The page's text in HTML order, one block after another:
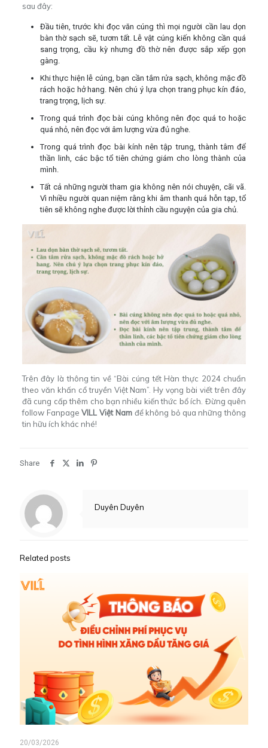
sau đây:
Đầu tiên, trước khi đọc văn cúng thì mọi người cần lau dọn
bàn thờ sạch sẽ, tươm tất. Lễ vật cúng kiến không cần quá
sang trọng, cầu kỳ nhưng đồ thờ nên được sắp xếp gọn
gàng.
Khi thực hiện lễ cúng, bạn cần tắm rửa sạch, không mặc đồ
rách hoặc hở hang. Nên chú ý lựa chọn trang phục kín đáo,
trang trọng, lịch sự.
Trong quá trình đọc bài cúng không nên đọc quá to hoặc
quá nhỏ, nên đọc với âm lượng vừa đủ nghe.
Trong quá trình đọc bài kính nên tập trung, thành tâm để
thần linh, các bậc tổ tiên chứng giám cho lòng thành của
mình.
Tất cả những người tham gia không nên nói chuyện, cãi vã.
Vì nhiều người quan niệm rằng khi âm thanh quá hỗn tạp, tổ
tiên sẽ không nghe được lời thỉnh cầu nguyện của gia chủ.
Trên đây là thông tin về “Bài cúng tết Hàn thực 2024 chuẩn
theo văn khấn cổ truyền Việt Nam”. Hy vọng bài viết trên đây
đã cung cấp thêm cho bạn nhiều kiến thức bổ ích. Đừng quên
follow FanpageVILL Việt Namđể không bỏ qua những thông
tin hữu ích khác nhé!
Share
Duyên Duyên
Related posts
20/03/2026